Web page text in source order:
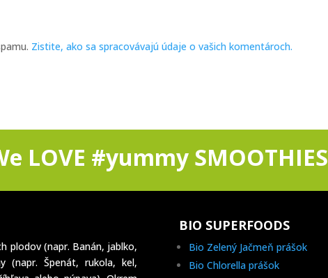
Zistite, ako sa spracovávajú údaje o vašich komentároch.
LOVE #yummy SMOOTHIES
plodov (napr. Banán, jablko,
(napr. Špenát, rukola, kel,
BIO SUPERFOODS
Bio Zelený Jačmeň prášok
Bio Chlorella prášok